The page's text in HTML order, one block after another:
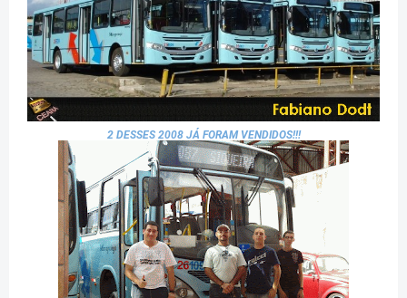
2 DESSES 2008 JÁ FORAM VENDIDOS!!!